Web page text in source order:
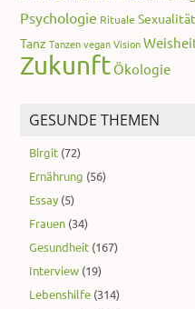
Psychologie Rituale Sexualität
Tanz Tanzen vegan Vision
Zukunft Ökologie
GESUNDE THEMEN
Birgit (72)
Ernährung (56)
Essay (5)
Frauen (34)
Gesundheit (167)
Interview (19)
Lebenshilfe (314)